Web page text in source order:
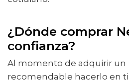
¿Dónde comprar
confianza?
Al momento de adquirir un
recomendable hacerlo en